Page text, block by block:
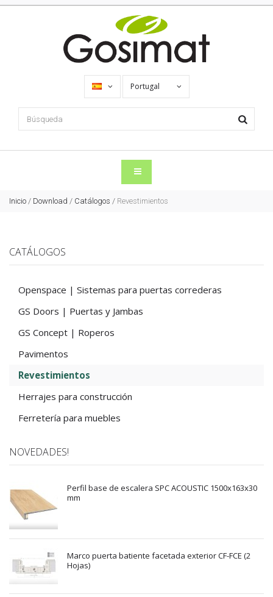
Portugal
Inicio / Download / Catálogos / Revestimientos
CATÁLOGOS
Openspace | Sistemas para puertas correderas
GS Doors | Puertas y Jambas
GS Concept | Roperos
Pavimentos
Revestimientos
Herrajes para construcción
Ferretería para muebles
NOVEDADES!
Perfil base de escalera SPC ACOUSTIC 1500x163x30
mm
Marco puerta batiente facetada exterior CF-FCE (2
Hojas)